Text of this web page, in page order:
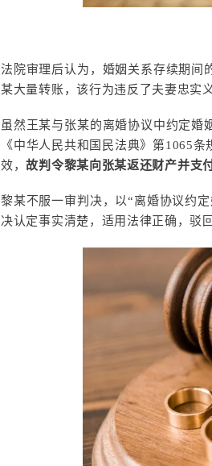
法院审理后认为，婚姻关系存续期间
某大量转账，该行为违反了夫妻忠实义
虽然王某与张某的离婚协议中约定婚
《中华人民共和国民法典》第1065
效，故判令黎某向张某返还财产并支
黎某不服一审判决，以“离婚协议约
决认定事实清楚，适用法律正确，驳